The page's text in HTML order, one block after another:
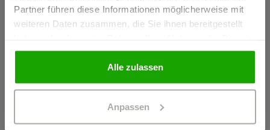
Partner führen diese Informationen möglicherweise mit
weiteren Daten zusammen, die Sie ihnen bereitgestellt
gesammelt haben.
Alle zulassen
Anpassen
Schöffel PRO GmbH, Albert-Einstein-Strasse 1, 86830
Schwabmünchen, Deutschland